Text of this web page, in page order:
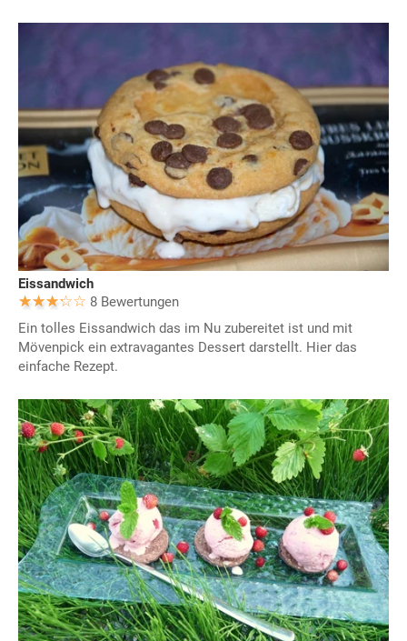
Eissandwich
8 Bewertungen
Ein tolles Eissandwich das im Nu zubereitet ist und mit
Mövenpick ein extravagantes Dessert darstellt. Hier das
einfache Rezept.